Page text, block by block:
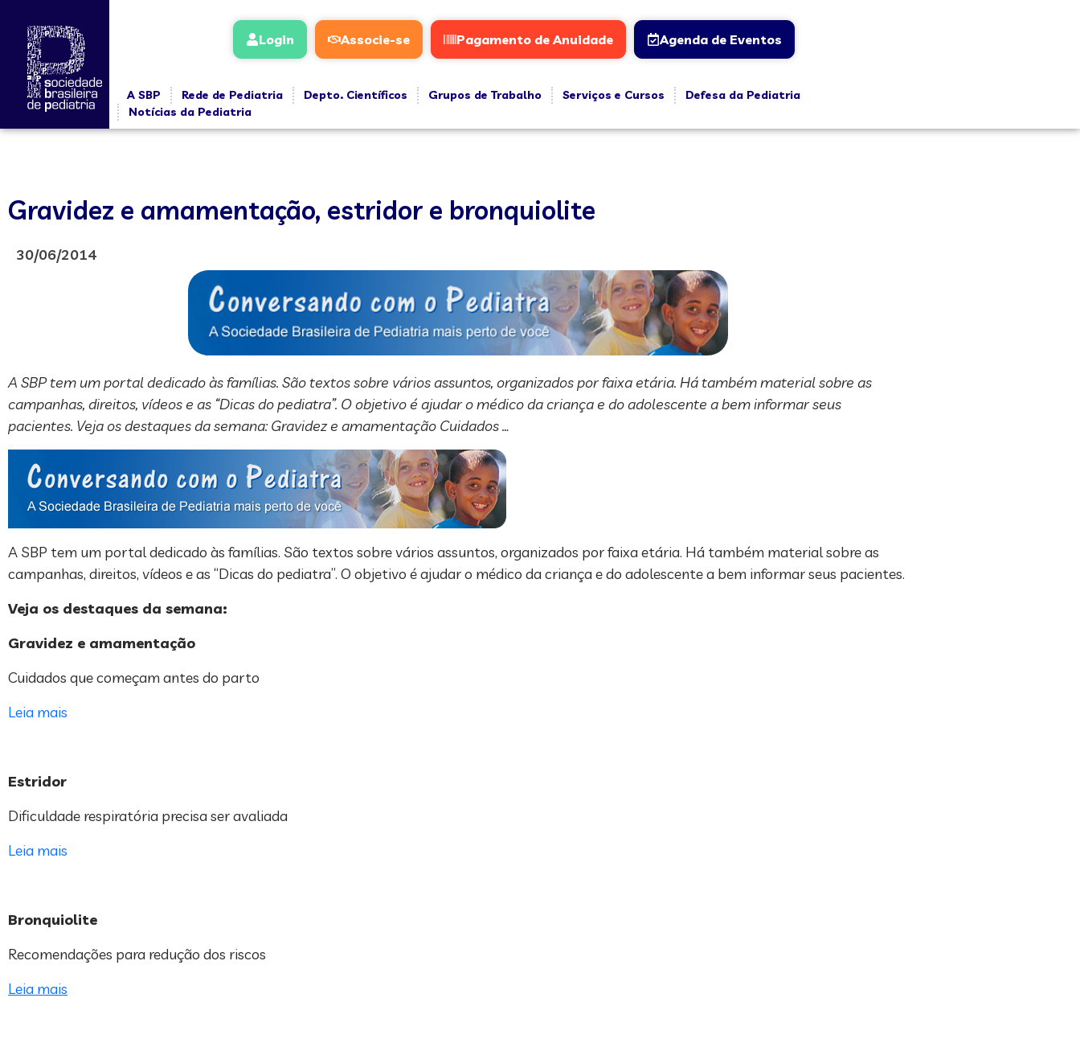
Login Associe-se Pagamento de Anuidade Agenda de Eventos
A SBP Rede de Pediatria Depto. Científicos Grupos de Trabalho Serviços e Cursos
Defesa da Pediatria
Notícias da Pediatria
Gravidez e amamentação, estridor e bronquiolite
30/06/2014
A SBP tem um portal dedicado às famílias. São textos sobre vários assuntos, organizados por faixa etária. Há também material sobre as
campanhas, direitos, vídeos e as “Dicas do pediatra”. O objetivo é ajudar o médico da criança e do adolescente a bem informar seus
pacientes. Veja os destaques da semana: Gravidez e amamentação Cuidados …
A SBP tem um portal dedicado às famílias. São textos sobre vários assuntos, organizados por faixa etária. Há também material sobre as
campanhas, direitos, vídeos e as “Dicas do pediatra”. O objetivo é ajudar o médico da criança e do adolescente a bem informar seus pacientes.
Veja os destaques da semana:
Gravidez e amamentação
Cuidados que começam antes do parto
Leia mais
Estridor
Dificuldade respiratória precisa ser avaliada
Leia mais
Bronquiolite
Recomendações para redução dos riscos
Leia mais